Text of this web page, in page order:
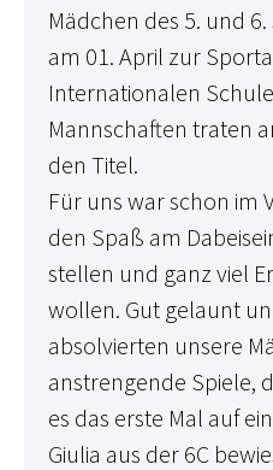
Mädchen des 5. und
am 01. April zur
Internationalen
Mannschaften traten
den Titel.
Für uns war schon im
den Spaß am
stellen und ganz viel
wollen. Gut gelaunt
absolvierten unsere
anstrengende Spiele,
es das erste Mal auf
Giulia aus der 6C